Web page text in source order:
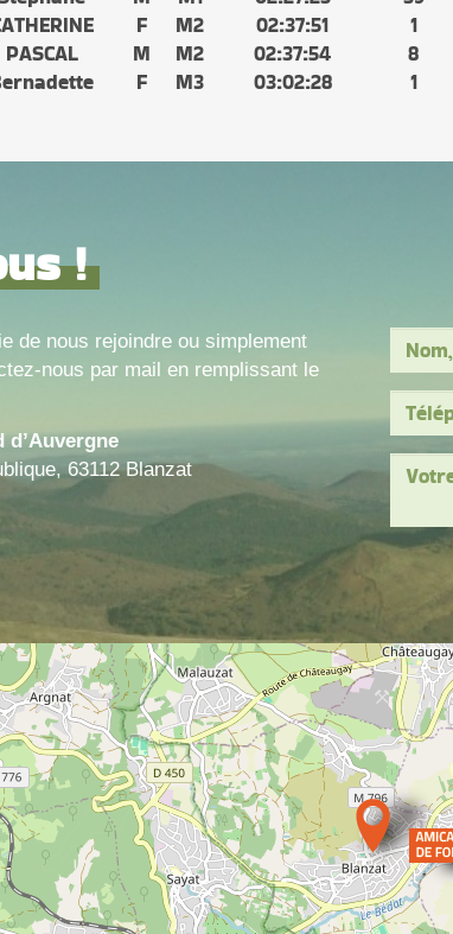
F M2 02:37:51
1
PASCAL M M2 02:37:54
8
F M3 03:02:28 1
!
de nous rejoindre ou simplement
nous par mail en remplissant le
d’Auvergne
63112 Blanzat